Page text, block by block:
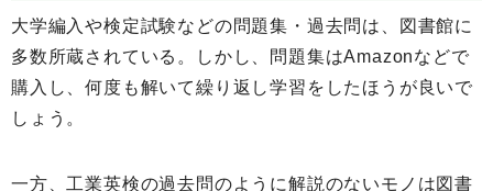
大学編入や検定試験などの問題集・過去問は、図書館に
多数所蔵されている。しかし、問題集はAmazonなどで
購入し、何度も解いて繰り返し学習をしたほうが良いで
しょう。
一方、工業英検の過去問のように解説のないモノは図書